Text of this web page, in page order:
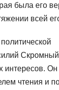
была его
всей
интересов.
чтения и